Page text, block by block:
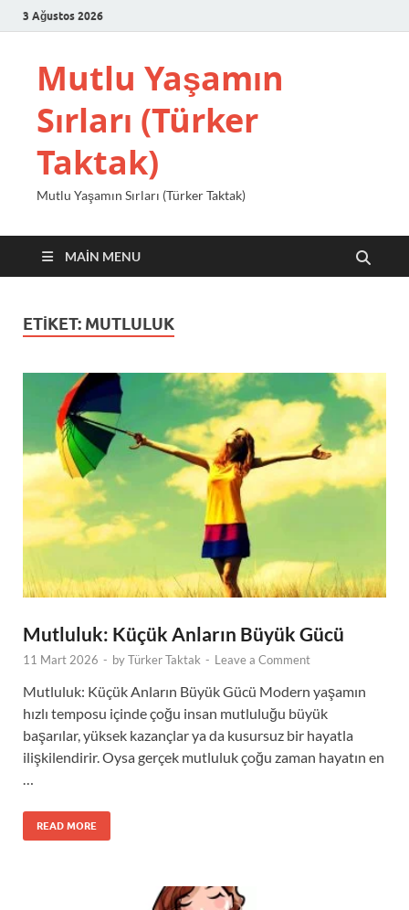
3 Ağustos 2026
Mutlu Yaşamın
Sırları (Türker
Taktak)
Mutlu Yaşamın Sırları (Türker Taktak)
MAIN MENU
ETIKET: MUTLULUK
Mutluluk: Küçük Anların Büyük Gücü
11 Mart 2026 - byTürker Taktak - Leave a Comment
Mutluluk: Küçük Anların Büyük Gücü Modern yaşamın
hızlı temposu içinde çoğu insan mutluluğu büyük
başarılar, yüksek kazançlar ya da kusursuz bir hayatla
ilişkilendirir. Oysa gerçek mutluluk çoğu zaman hayatın en
READ MORE